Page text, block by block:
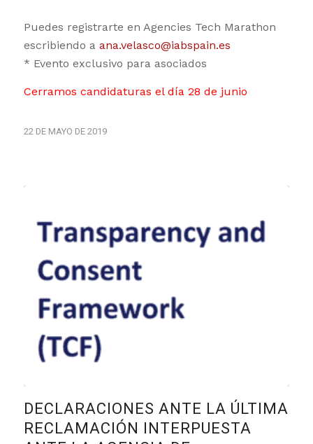
Puedes registrarte en Agencies Tech Marathon
escribiendo a ana.velasco@iabspain.es
* Evento exclusivo para asociados
Cerramos candidaturas el día 28 de junio
22 DE MAYO DE 2019
DECLARACIONES ANTE LA ÚLTIMA
RECLAMACIÓN INTERPUESTA